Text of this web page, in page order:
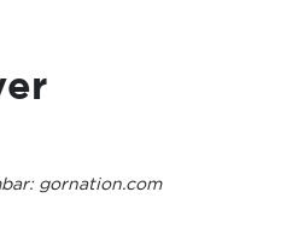
gornation.com